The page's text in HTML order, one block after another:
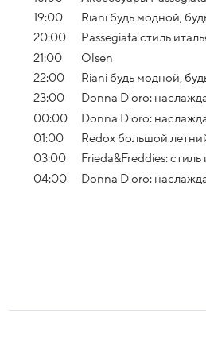
19:00
Riani будь модной,
20:00
Passegiata стиль
21:00
Olsen
22:00
Riani будь модной,
23:00
Donna D'oro:
00:00
Donna D'oro:
01:00
Redox большой
03:00
Frieda&Freddies:
04:00
Donna D'oro: